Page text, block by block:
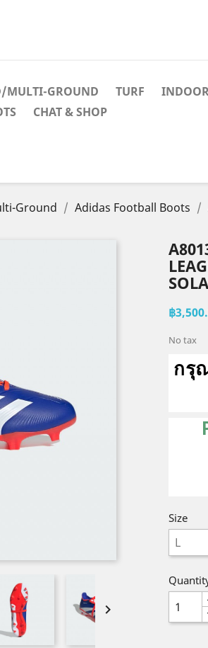
MULTI-GROUND TURF
CHAT & SHOP
Ground Adidas Football Boots

฿
No tax
กรุ
Size